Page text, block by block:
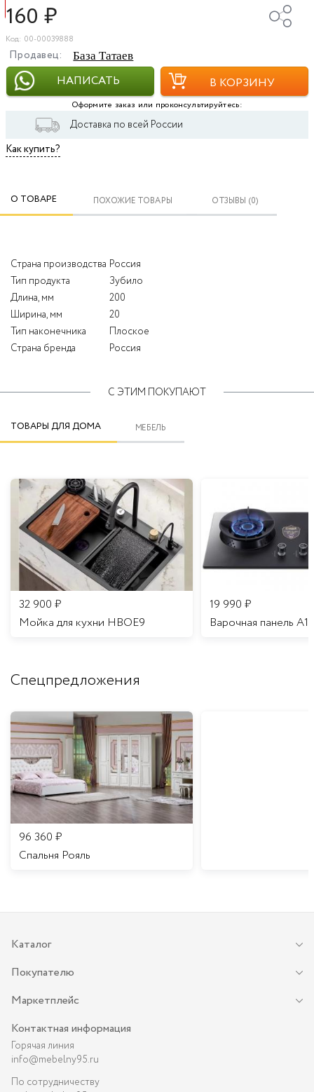
160 ₽
Код: 00-00039888
Продавец: База Татаев
НАПИСАТЬ В КОРЗИНУ
Оформите заказ или проконсультируйтесь:
Доставка по всей России
Как купить?
О ТОВАРЕ ПОХОЖИЕ ТОВАРЫ ОТЗЫВЫ (0)
Страна производства Россия
Тип продукта
Зубило
Длина, мм
200
Ширина, мм
20
Тип наконечника
Плоское
Страна бренда
Россия
С ЭТИМ ПОКУПАЮТ
ТОВАРЫ ДЛЯ ДОМА МЕБЕЛЬ
32 900 ₽
Мойка для кухни HBOE9
19 990 ₽
Варочная панель A16
Спецпредложения
96 360 ₽
Спальня Рояль
Каталог
Покупателю
Маркетплейс
Контактная информация
Горячая линия
info@mebelny95.ru
По сотрудничеству